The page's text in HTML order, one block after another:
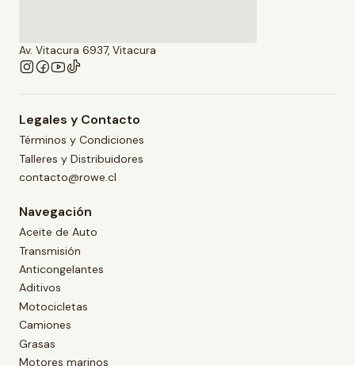
Av. Vitacura 6937, Vitacura
Legales y Contacto
Términos y Condiciones
Talleres y Distribuidores
contacto@rowe.cl
Navegación
Aceite de Auto
Transmisión
Anticongelantes
Aditivos
Motocicletas
Camiones
Grasas
Motores marinos